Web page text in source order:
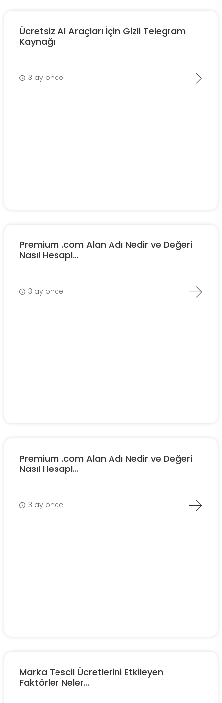
Ücretsiz AI Araçları İçin Gizli Telegram
Kaynağı
3 ay önce
Premium .com Alan Adı Nedir ve Değeri
Nasıl Hesapl...
3 ay önce
Premium .com Alan Adı Nedir ve Değeri
Nasıl Hesapl...
3 ay önce
Marka Tescil Ücretlerini Etkileyen
Faktörler Neler...